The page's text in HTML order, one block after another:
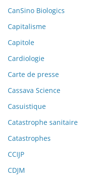
CanSino Biologics
Capitalisme
Capitole
Cardiologie
Carte de presse
Cassava Science
Casuistique
Catastrophe sanitaire
Catastrophes
CCIJP
CDJM